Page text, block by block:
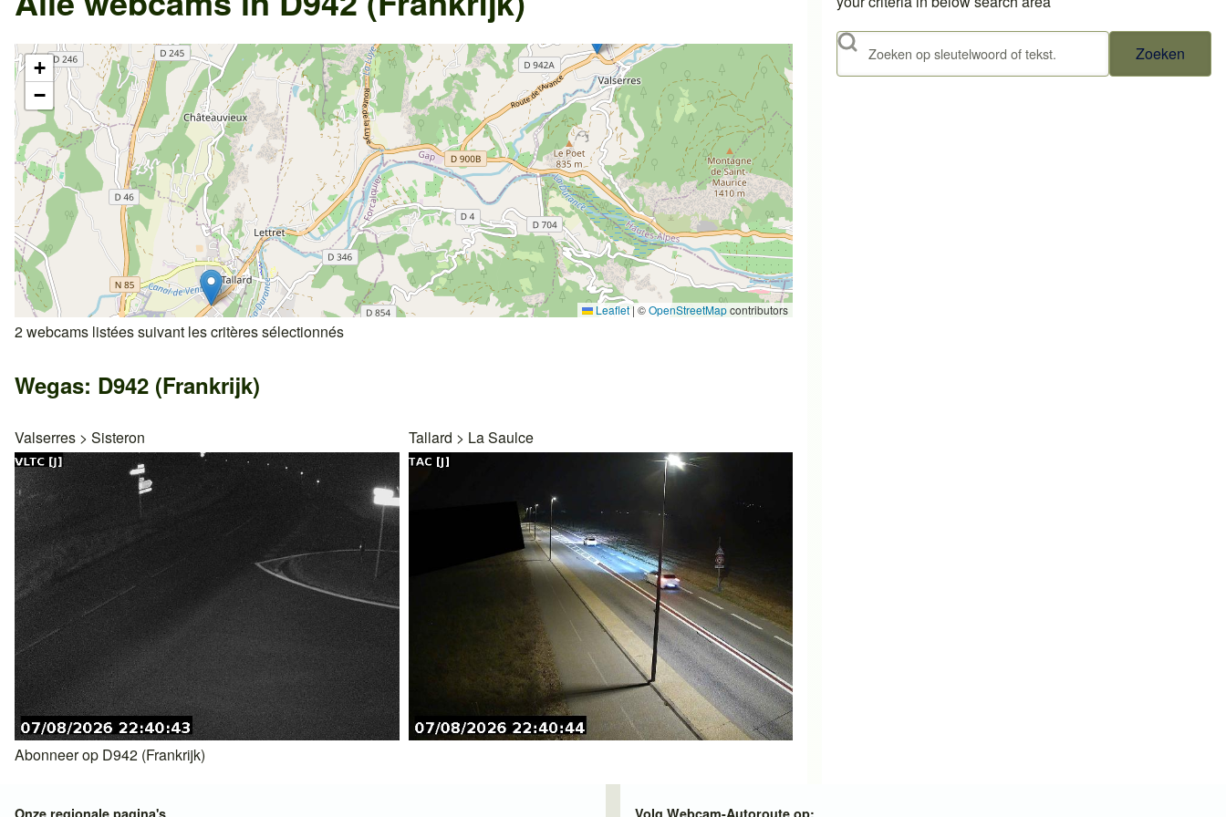
+
−
Leaflet | ©OpenStreetMapcontributors
2 webcams listées suivant les critères sélectionnés
Wegas: D942 (Frankrijk)
Valserres > Sisteron Tallard > La Saulce
Abonneer op D942 (Frankrijk)
Zoeken